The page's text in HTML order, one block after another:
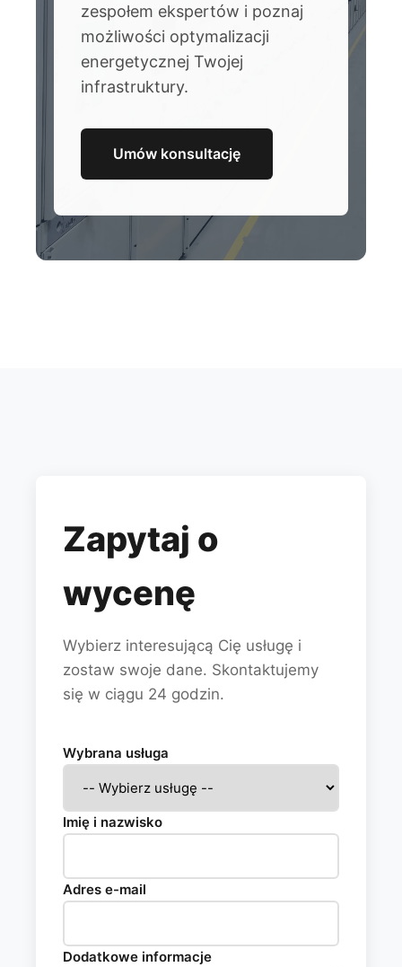
zespołem ekspertów i poznaj
możliwości optymalizacji
energetycznej Twojej
infrastruktury.
Umów konsultację
Zapytaj o
wycenę
Wybierz interesującą Cię usługę i
zostaw swoje dane. Skontaktujemy
się w ciągu 24 godzin.
Wybrana usługa
Imię i nazwisko
Adres e-mail
Dodatkowe informacje